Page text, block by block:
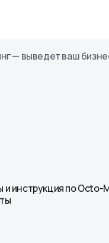
— выведет ваш
инструкция по Octo-